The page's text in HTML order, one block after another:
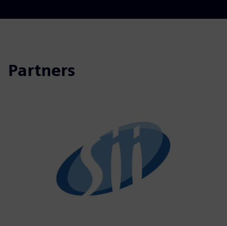
Partners